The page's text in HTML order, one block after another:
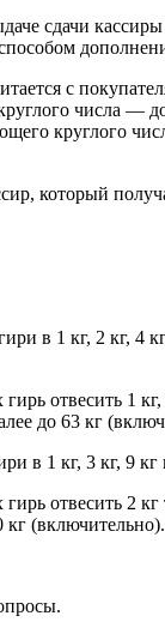
сдачи кассиры
с
числа —
круглого
который
в 1 кг, 2 кг, 4
отвесить 1 кг,
до 63 кг
в 1 кг, 3 кг, 9 кг
отвесить 2 кг
кг (включительно).